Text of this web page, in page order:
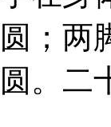
圆；两
圆。二